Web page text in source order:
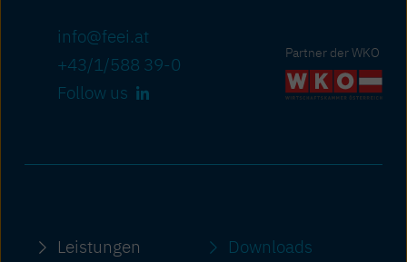
info@feei.at
+43/1/588 39-0
Follow us
Leistungen
Partner der WKO
Downloads